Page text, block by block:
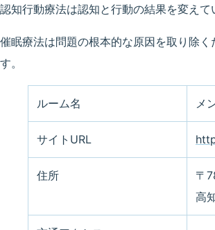
認知行動療法は認知と行動の結果を変えて
催眠療法は問題の根本的な原因を取り除
す。
ルーム名 メ
サイトURL
住所
〒
高